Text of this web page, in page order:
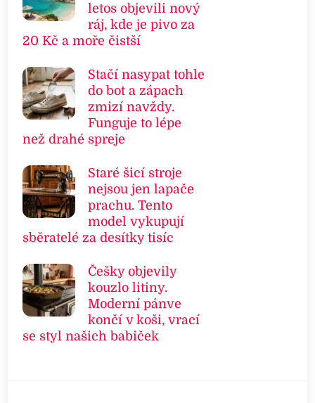
letos objevili nový
ráj, kde je pivo za
20 Kč a moře čistší
Stačí nasypat tohle
do bot a zápach
zmizí navždy.
Funguje to lépe
než drahé spreje
Staré šicí stroje
nejsou jen lapače
prachu. Tento
model vykupují
sběratelé za desítky tisíc
Češky objevily
kouzlo litiny.
Moderní pánve
končí v koši, vrací
se styl našich babiček